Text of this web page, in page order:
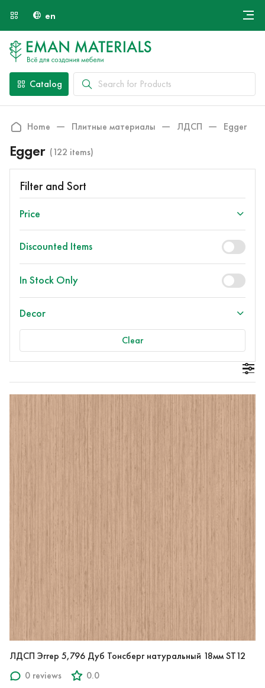
en
Payment and Delivery
Contacts
Catalog
Home Плитные материалы ЛДСП Egger
Egger (122 items)
Filter and Sort
Price
Discounted Items
In Stock Only
Decor
Clear
ЛДСП Эггер 5,796 Дуб Тонсберг натуральный 18мм ST12
0 reviews
0.0